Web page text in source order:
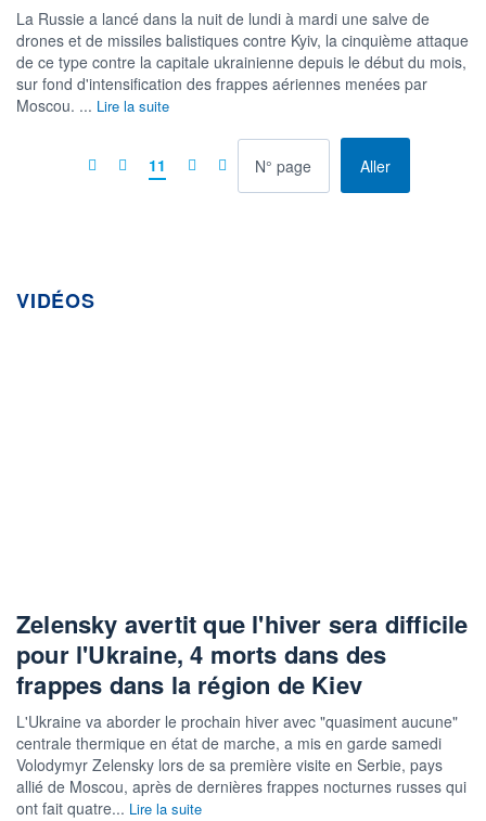
La Russie a lancé dans la nuit de lundi à mardi une salve de
drones et de missiles balistiques contre Kyiv, la cinquième attaque
de ce type contre la capitale ukrainienne depuis le début du mois,
sur fond d'intensification des frappes aériennes menées par
Moscou. ... Lire la suite
11 Allerà la page
VIDÉOS
Zelensky avertit que l'hiver sera difficile
pour l'Ukraine, 4 morts dans des
frappes dans la région de Kiev
L'Ukraine va aborder le prochain hiver avec "quasiment aucune"
centrale thermique en état de marche, a mis en garde samedi
Volodymyr Zelensky lors de sa première visite en Serbie, pays
allié de Moscou, après de dernières frappes nocturnes russes qui
ont fait quatre... Lire la suite